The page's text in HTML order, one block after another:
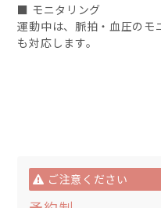
■ モニタリング
運動中は、脈拍・血圧のモ
も対応します。
ご注意ください